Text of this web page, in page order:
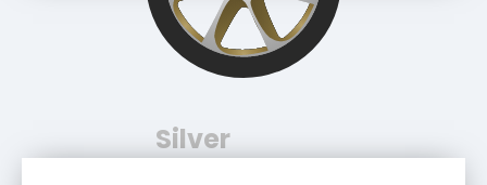
Silver